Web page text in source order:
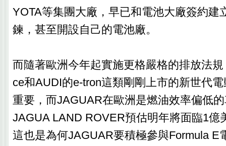
YOTA等集團大廠，早已和電池大廠簽約建
鍊，甚至開設自己的電池廠。
而隨著歐洲今年起實施更格嚴格的排放法
ce和AUDI的e-tron這類剛剛上市的新世代
重要，而JAGUAR在歐洲是燃油效率偏低
JAGUA LAND ROVER預估明年將面臨1億
這也是為何JAGUAR要積極參與Formula E